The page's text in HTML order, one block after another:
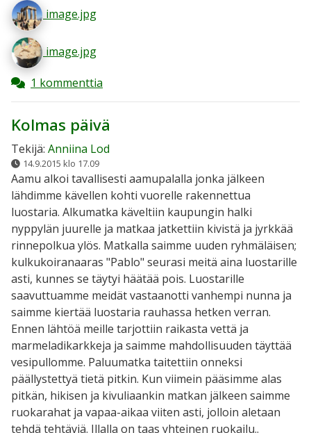
image.jpg
image.jpg
1 kommenttia
Kolmas päivä
Tekijä: Anniina Lod
14.9.2015 klo 17.09
Aamu alkoi tavallisesti aamupalalla jonka jälkeen
lähdimme kävellen kohti vuorelle rakennettua
luostaria. Alkumatka käveltiin kaupungin halki
nyppylän juurelle ja matkaa jatkettiin kivistä ja jyrkkää
rinnepolkua ylös. Matkalla saimme uuden ryhmäläisen;
kulkukoiranaaras "Pablo" seurasi meitä aina luostarille
asti, kunnes se täytyi häätää pois. Luostarille
saavuttuamme meidät vastaanotti vanhempi nunna ja
saimme kiertää luostaria rauhassa hetken verran.
Ennen lähtöä meille tarjottiin raikasta vettä ja
marmeladikarkkeja ja saimme mahdollisuuden täyttää
vesipullomme. Paluumatka taitettiin onneksi
päällystettyä tietä pitkin. Kun viimein pääsimme alas
pitkän, hikisen ja kivuliaankin matkan jälkeen saimme
ruokarahat ja vapaa-aikaa viiten asti, jolloin aletaan
tehdä tehtäviä. Illalla on taas yhteinen ruokailu..